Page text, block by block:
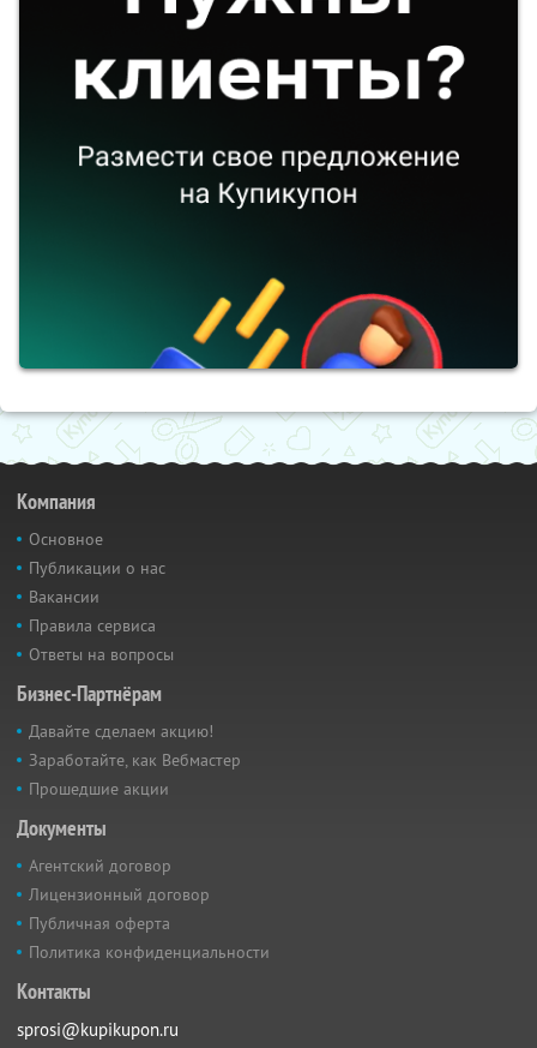
Компания
Основное
Публикации о нас
Вакансии
Правила сервиса
Ответы на вопросы
Бизнес-Партнёрам
Давайте сделаем акцию!
Заработайте, как Вебмастер
Прошедшие акции
Документы
Агентский договор
Лицензионный договор
Публичная оферта
Политика конфиденциальности
Контакты
sprosi@kupikupon.ru